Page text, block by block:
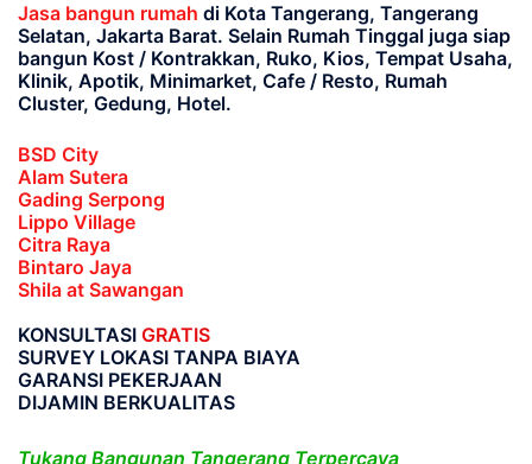
Jasa bangun rumah di Kota Tangerang, Tangerang
Selatan, Jakarta Barat. Selain Rumah Tinggal juga siap
bangun Kost / Kontrakkan, Ruko, Kios, Tempat Usaha,
Klinik, Apotik, Minimarket, Cafe / Resto, Rumah
Cluster, Gedung, Hotel.
BSD City
Alam Sutera
Gading Serpong
Lippo Village
Citra Raya
Bintaro Jaya
Shila at Sawangan
KONSULTASI GRATIS
SURVEY LOKASI TANPA BIAYA
GARANSI PEKERJAAN
DIJAMIN BERKUALITAS
Tukang Bangunan Tangerang Terpercaya